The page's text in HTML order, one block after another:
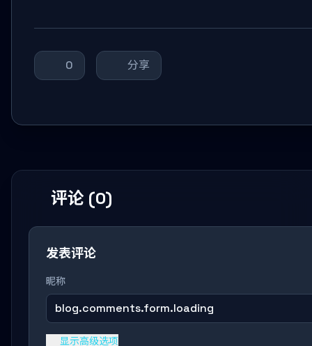
0 分享
评论 (0)
发表评论
昵称
blog.comments.form.loading
显示高级选项